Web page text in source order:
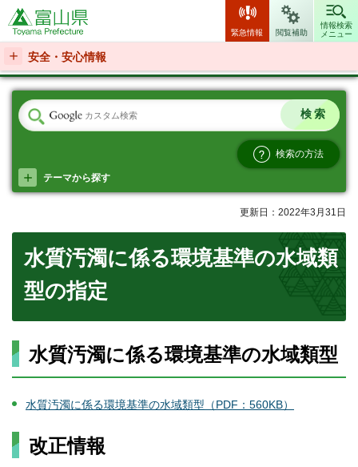
富山県
緊急情報 閲覧補助
情報検索
メニュー
安全・安心情報
検索の方法
テーマから探す
更新日：2022年3月31日
水質汚濁に係る環境基準の水域類
型の指定
水質汚濁に係る環境基準の水域類型
水質汚濁に係る環境基準の水域類型（PDF：560KB）
改正情報